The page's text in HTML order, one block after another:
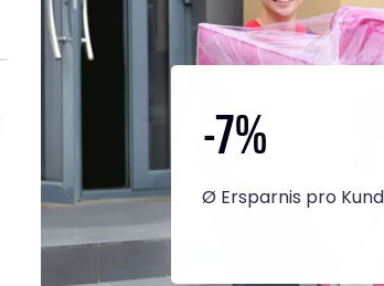
-7%
Ø Ersparnis pro